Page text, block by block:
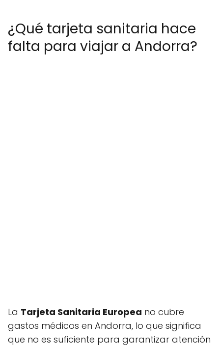
¿Qué tarjeta sanitaria hace
falta para viajar a Andorra?
La Tarjeta Sanitaria Europea no cubre
gastos médicos en Andorra, lo que significa
que no es suficiente para garantizar atención